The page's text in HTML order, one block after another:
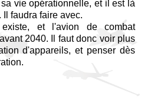
vie opérationnelle, et il est là
Il faudra faire avec.
et l'avion de combat
2040. Il faut donc voir plus
d'appareils, et penser dès